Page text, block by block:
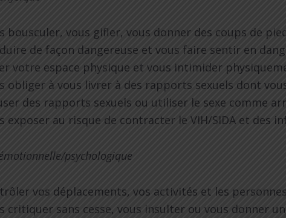
bousculer, vous gifler, vous donner des coups de
de façon dangereuse et vous faire sentir en
votre espace physique et vous intimider
obliger à vous livrer à des rapports sexuels dont vous
des rapports sexuels ou utiliser le sexe comme
exposer au risque de contracter le VIH/SIDA et des
psychologique
vos déplacements, vos activités et les
critiquer sans cesse, vous insulter ou vous donner